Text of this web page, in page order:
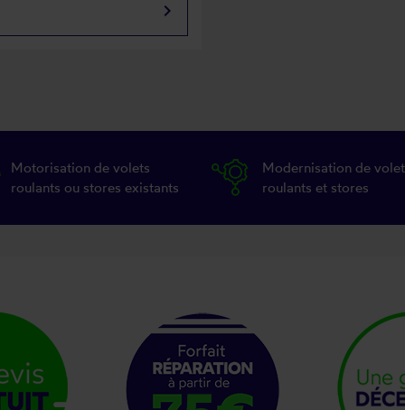
keyboard_arrow_right
Motorisation de volets
roulants ou stores existants
Modernisation de
roulants et stores